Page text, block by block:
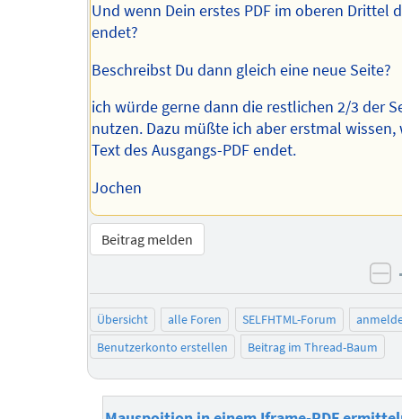
Und wenn Dein erstes PDF im oberen Drittel
endet?
Beschreibst Du dann gleich eine neue Seite?
ich würde gerne dann die restlichen 2/3 der
nutzen. Dazu müßte ich aber erstmal wissen,
Text des Ausgangs-PDF endet.
Jochen
Beitrag melden
Übersicht alle Foren SELFHTML-Forum
Benutzerkonto erstellen
Beitrag im Thread-Baum